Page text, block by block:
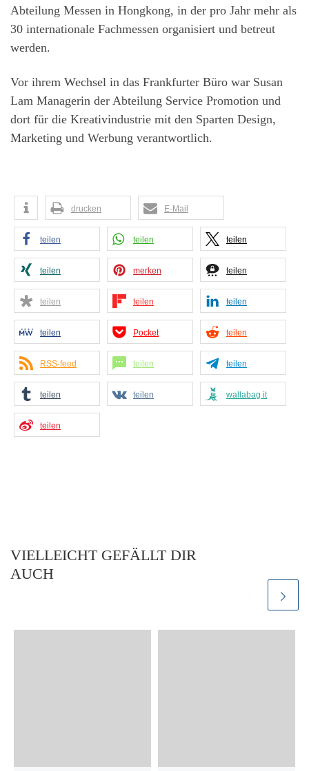
Abteilung Messen in Hongkong, in der pro Jahr mehr als
30 internationale Fachmessen organisiert und betreut
werden.
Vor ihrem Wechsel in das Frankfurter Büro war Susan
Lam Managerin der Abteilung Service Promotion und
dort für die Kreativindustrie mit den Sparten Design,
Marketing und Werbung verantwortlich.
drucken E-Mail
teilen teilen teilen
teilen merken teilen
teilen teilen teilen
teilen Pocket teilen
RSS-feed teilen teilen
teilen teilen wallabag it
teilen
VIELLEICHT GEFÄLLT DIR
AUCH